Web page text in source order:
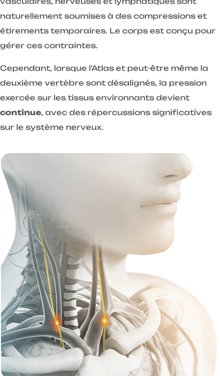
naturellement soumises à des compressions et
étirements temporaires. Le corps est conçu pour
gérer ces contraintes.
Cependant, lorsque l'Atlas et peut-être même la
deuxième vertèbre sont désalignés, la pression
exercée sur les tissus environnants devient
continue, avec des répercussions significatives
sur le système nerveux.